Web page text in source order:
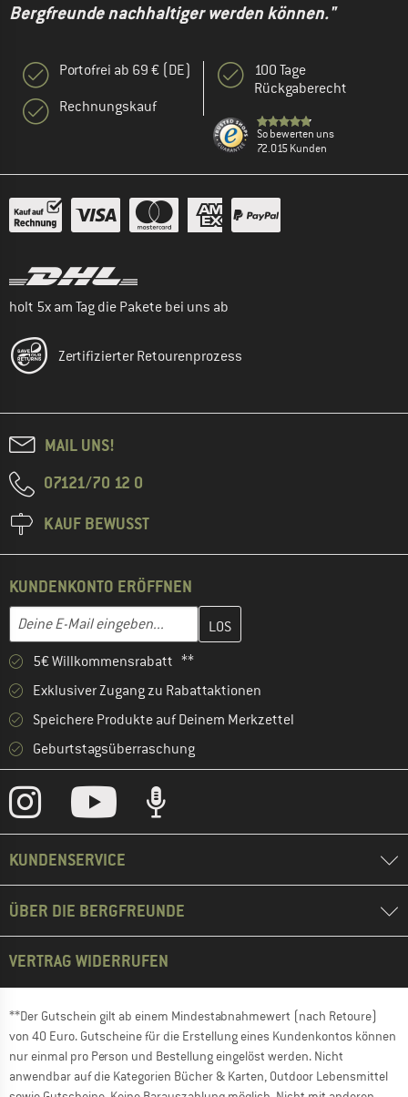
Bergfreunde nachhaltiger werden können."
Portofrei ab 69 € (DE)
Rechnungskauf
100 Tage
Rückgaberecht
So bewerten uns
72.015 Kunden
holt 5x am Tag die Pakete bei uns ab
Zertifizierter Retourenprozess
MAIL UNS!
07121/70 12 0
KAUF BEWUSST
KUNDENKONTO ERÖFFNEN
E-Mail-Adresse
Gib hier deine E-Mail-Adresse ein und erstelle im nächsten
5€ Willkommensrabatt **
Exklusiver Zugang zu Rabattaktionen
Speichere Produkte auf Deinem Merkzettel
Geburtstagsüberraschung
KUNDENSERVICE
ÜBER DIE BERGFREUNDE
VERTRAG WIDERRUFEN
**Der Gutschein gilt ab einem Mindestabnahmewert (nach Retoure)
von 40 Euro. Gutscheine für die Erstellung eines Kundenkontos können
nur einmal pro Person und Bestellung eingelöst werden. Nicht
anwendbar auf die Kategorien Bücher & Karten, Outdoor Lebensmittel